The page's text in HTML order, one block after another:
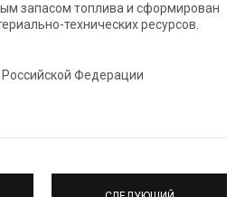
запасом топлива и сформирован
технических ресурсов.
Федерации